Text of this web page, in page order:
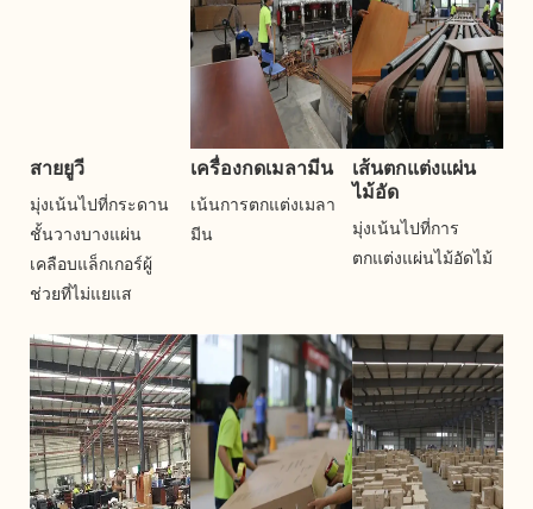
สายยูวี
มุ่งเน้นไปที่กระดาน
ชั้นวางบางแผ่น
เคลือบแล็กเกอร์ผู้
ช่วยที่ไม่แยแส
เครื่องกดเมลามีน
เน้นการตกแต่งเมลา
มีน
เส้นตกแต่งแผ่น
ไม้อัด
มุ่งเน้นไปที่การ
ตกแต่งแผ่นไม้อัดไม้